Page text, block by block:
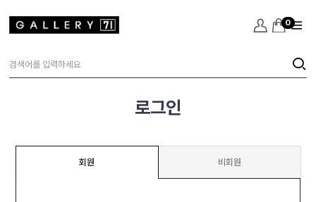
0
로그인
회원 비회원